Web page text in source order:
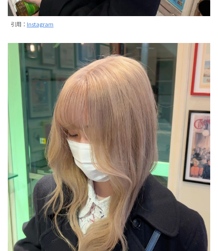
引用： Instagram